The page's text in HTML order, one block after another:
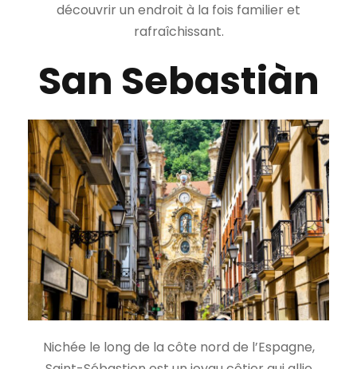
découvrir un endroit à la fois familier et
rafraîchissant.
San Sebastiàn
Nichée le long de la côte nord de l’Espagne,